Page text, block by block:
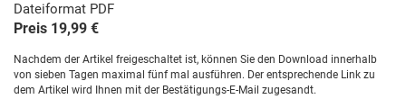
Dateiformat PDF
Preis 19,99 €
Nachdem der Artikel freigeschaltet ist, können Sie den Download innerhalb
von sieben Tagen maximal fünf mal ausführen. Der entsprechende Link zu
dem Artikel wird Ihnen mit der Bestätigungs-E-Mail zugesandt.